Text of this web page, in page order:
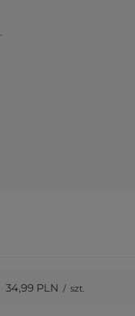
34,99 PLN / szt.